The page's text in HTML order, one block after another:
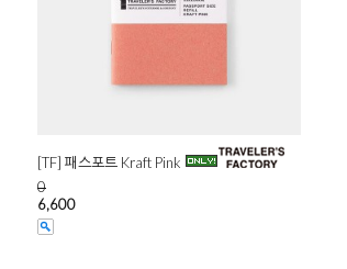
[TF] 패스포트 Kraft Pink
0
6,600